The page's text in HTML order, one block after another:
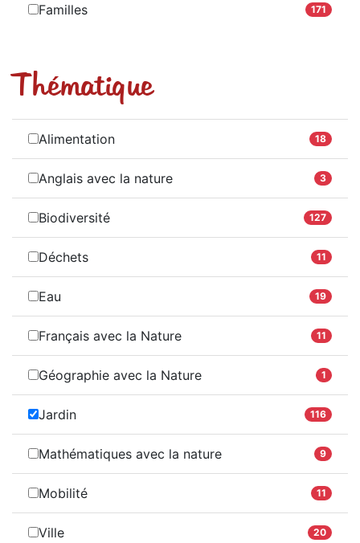
Familles 171
Thématique
Alimentation 18
Anglais avec la nature 3
Biodiversité 127
Déchets 11
Eau 19
Français avec la Nature 11
Géographie avec la Nature 1
Jardin 116
Mathématiques avec la nature 9
Mobilité 11
Ville 20